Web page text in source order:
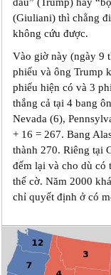
đâu” (Trump) hay
(Giuliani) thì chẳng
không cứu được.
Vào giờ này (ngày 9
phiếu và ông Trump
phiếu hiện có và 3
thắng cả tại 4 bang
Nevada (6),
+ 16 = 267. Bang
thành 270. Riêng tại
đếm lại và cho dù có
thế cờ. Năm 2000
chỉ quyết định ở có